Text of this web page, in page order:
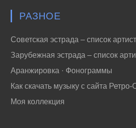
РАЗНОЕ
Советская эстрада – список
Зарубежная эстрада – список
Аранжировка · Фонограммы
Как скачать музыку с сайта Ретро-
Моя коллекция